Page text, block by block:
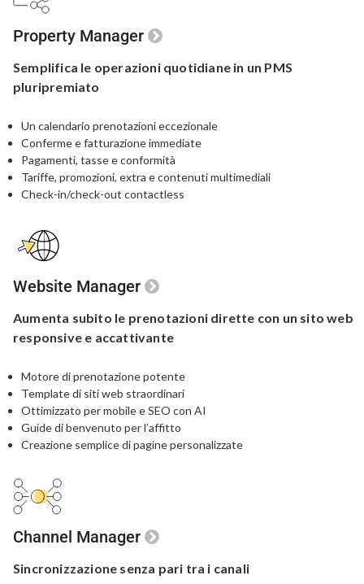
Property Manager
Semplifica le operazioni quotidiane in un PMS
pluripremiato
Un calendario prenotazioni eccezionale
Conferme e fatturazione immediate
Pagamenti, tasse e conformità
Tariffe, promozioni, extra e contenuti multimediali
Check-in/check-out contactless
Website Manager
Aumenta subito le prenotazioni dirette con un sito web
responsive e accattivante
Motore di prenotazione potente
Template di siti web straordinari
Ottimizzato per mobile e SEO con AI
Guide di benvenuto per l’affitto
Creazione semplice di pagine personalizzate
Channel Manager
Sincronizzazione senza pari tra i canali